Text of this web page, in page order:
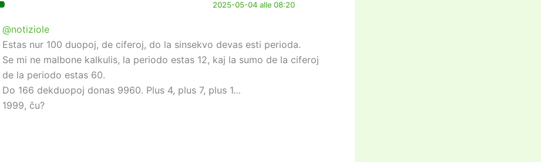
2025-05-04 alle 08:20
@notiziole
Estas nur 100 duopoj, de ciferoj, do la sinsekvo devas esti perioda.
Se mi ne malbone kalkulis, la periodo estas 12, kaj la sumo de la ciferoj
de la periodo estas 60.
Do 166 dekduopoj donas 9960. Plus 4, plus 7, plus 1…
1999, ĉu?